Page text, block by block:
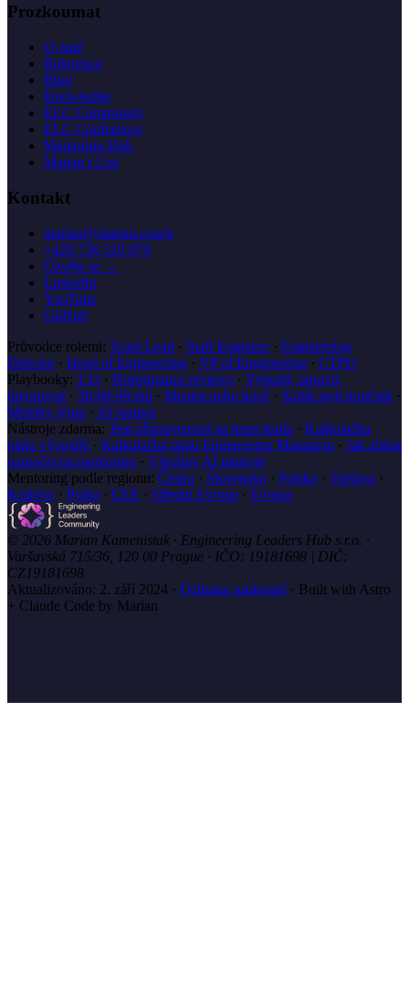
Prozkoumat
O mně
Reference
Blog
Knowledge
ELC Community
ELC Conference
Mentoring Hub
Marian's List
Kontakt
marian@marian.coach
+420 736 519 879
Ozvěte se →
LinkedIn
YouTube
GitHub
Průvodce rolemi: Team Lead · Staff Engineer· Engineering
Director· Head of Engineering · VP of Engineering · CTPO
Playbooky: 1:1s · Performance reviews · Vyhodit, opravit,
investovat · 30-60-90 dní· Mentor nebo kouč · Kolik stojí koučink ·
Metriky týmu · AI mentor
Nástroje zdarma: Test připravenosti na team leada · Kalkulačka
platu vývojáře · Kalkulačka platu Engineering Managera · Jak získat
rozpočet na mentoring · Všechny AI nástroje
Mentoring podle regionu: Česko · Slovensko · Polsko · Varšava ·
Kraków · Praha · CEE · Střední Evropa · Evropa
© 2026 Marian Kamenistak · Engineering Leaders Hub s.r.o. ·
Varšavská 715/36, 120 00 Prague · IČO: 19181698 | DIČ:
CZ19181698
Aktualizováno: 2. září 2024 · Ochrana soukromí· Built with Astro
+ Claude Code by Marian